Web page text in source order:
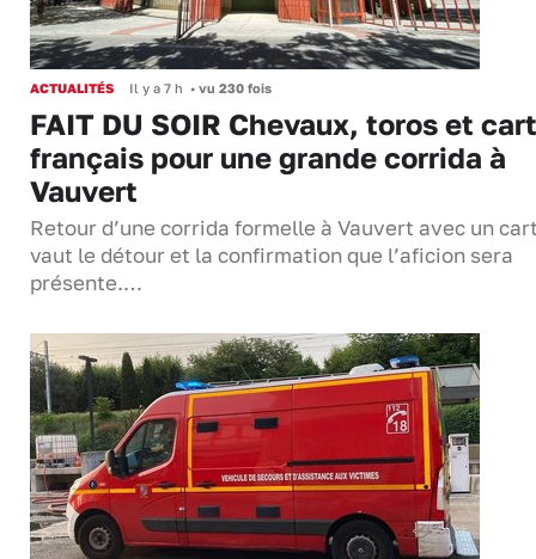
ACTUALITÉS Il y a 7 h • vu 230 fois
FAIT DU SOIR Chevaux, toros et
français pour une grande corrida à
Vauvert
Retour d’une corrida formelle à Vauvert avec un
vaut le détour et la confirmation que l’aficion sera
présente.…